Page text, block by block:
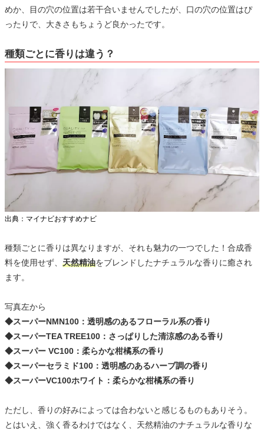
めか、目の穴の位置は若干合いませんでしたが、口の穴の位置はぴ
ったりで、大きさもちょうど良かったです。
種類ごとに香りは違う？
出典：マイナビおすすめナビ
種類ごとに香りは異なりますが、それも魅力の一つでした！合成香
料を使用せず、 天然精油をブレンドしたナチュラルな香りに癒され
ます。
写真左から
◆スーパーNMN100：透明感のあるフローラル系の香り
◆スーパーTEA TREE100：さっぱりした清涼感のある香り
◆スーパー VC100：柔らかな柑橘系の香り
◆スーパーセラミド100：透明感のあるハーブ調の香り
◆スーパーVC100ホワイト：柔らかな柑橘系の香り
ただし、香りの好みによっては合わないと感じるものもありそう。
とはいえ、強く香るわけではなく、天然精油のナチュラルな香りな